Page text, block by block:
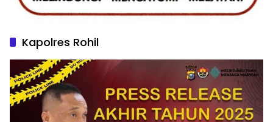
Kapolres Rohil